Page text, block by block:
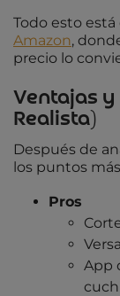
Todo esto
Amazon,
precio lo
Ventajas y
Realista)
Después de
los puntos
Pros
App